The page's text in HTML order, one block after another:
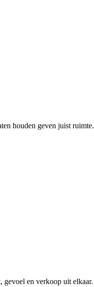
houden geven juist ruimte.
gevoel en verkoop uit elkaar.